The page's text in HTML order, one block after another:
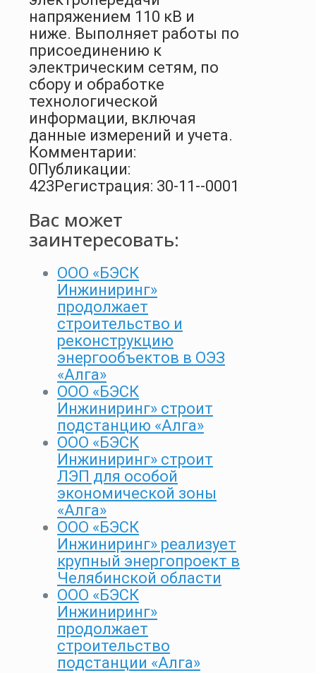
напряжением 110 кВ и
ниже. Выполняет работы по
присоединению к
электрическим сетям, по
сбору и обработке
технологической
информации, включая
данные измерений и учета.
Комментарии:
0Публикации:
423Регистрация: 30-11--0001
Вас может
заинтересовать:
ООО «БЭСК
Инжиниринг»
продолжает
строительство и
реконструкцию
энергообъектов в ОЭЗ
«Алга»
ООО «БЭСК
Инжиниринг» строит
подстанцию «Алга»
ООО «БЭСК
Инжиниринг» строит
ЛЭП для особой
экономической зоны
«Алга»
ООО «БЭСК
Инжиниринг» реализует
крупный энергопроект в
Челябинской области
ООО «БЭСК
Инжиниринг»
продолжает
строительство
подстанции «Алга»